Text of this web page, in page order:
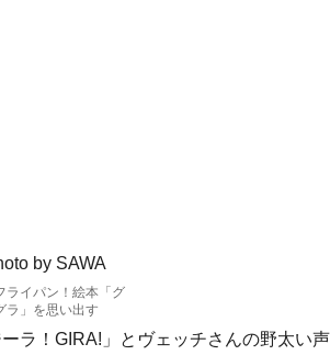
ライパン！絵本「グ
ラ」を思い出す
ーラ！GIRA!」とヴェッチさんの野太い